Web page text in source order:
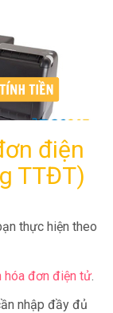
điện
TTĐT)
thực hiện theo
đơn điện tử.
nhập đầy đủ